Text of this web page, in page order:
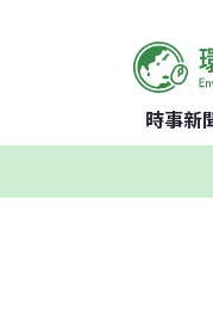
時事新